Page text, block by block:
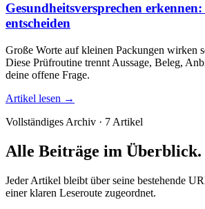
Gesundheitsversprechen
entscheiden
Große Worte auf kleinen Packungen wirken
Diese Prüfroutine trennt Aussage, Beleg,
deine offene Frage.
Artikel lesen →
Vollständiges Archiv · 7 Artikel
Alle Beiträge im Überblick.
Jeder Artikel bleibt über seine bestehende
einer klaren Leseroute zugeordnet.